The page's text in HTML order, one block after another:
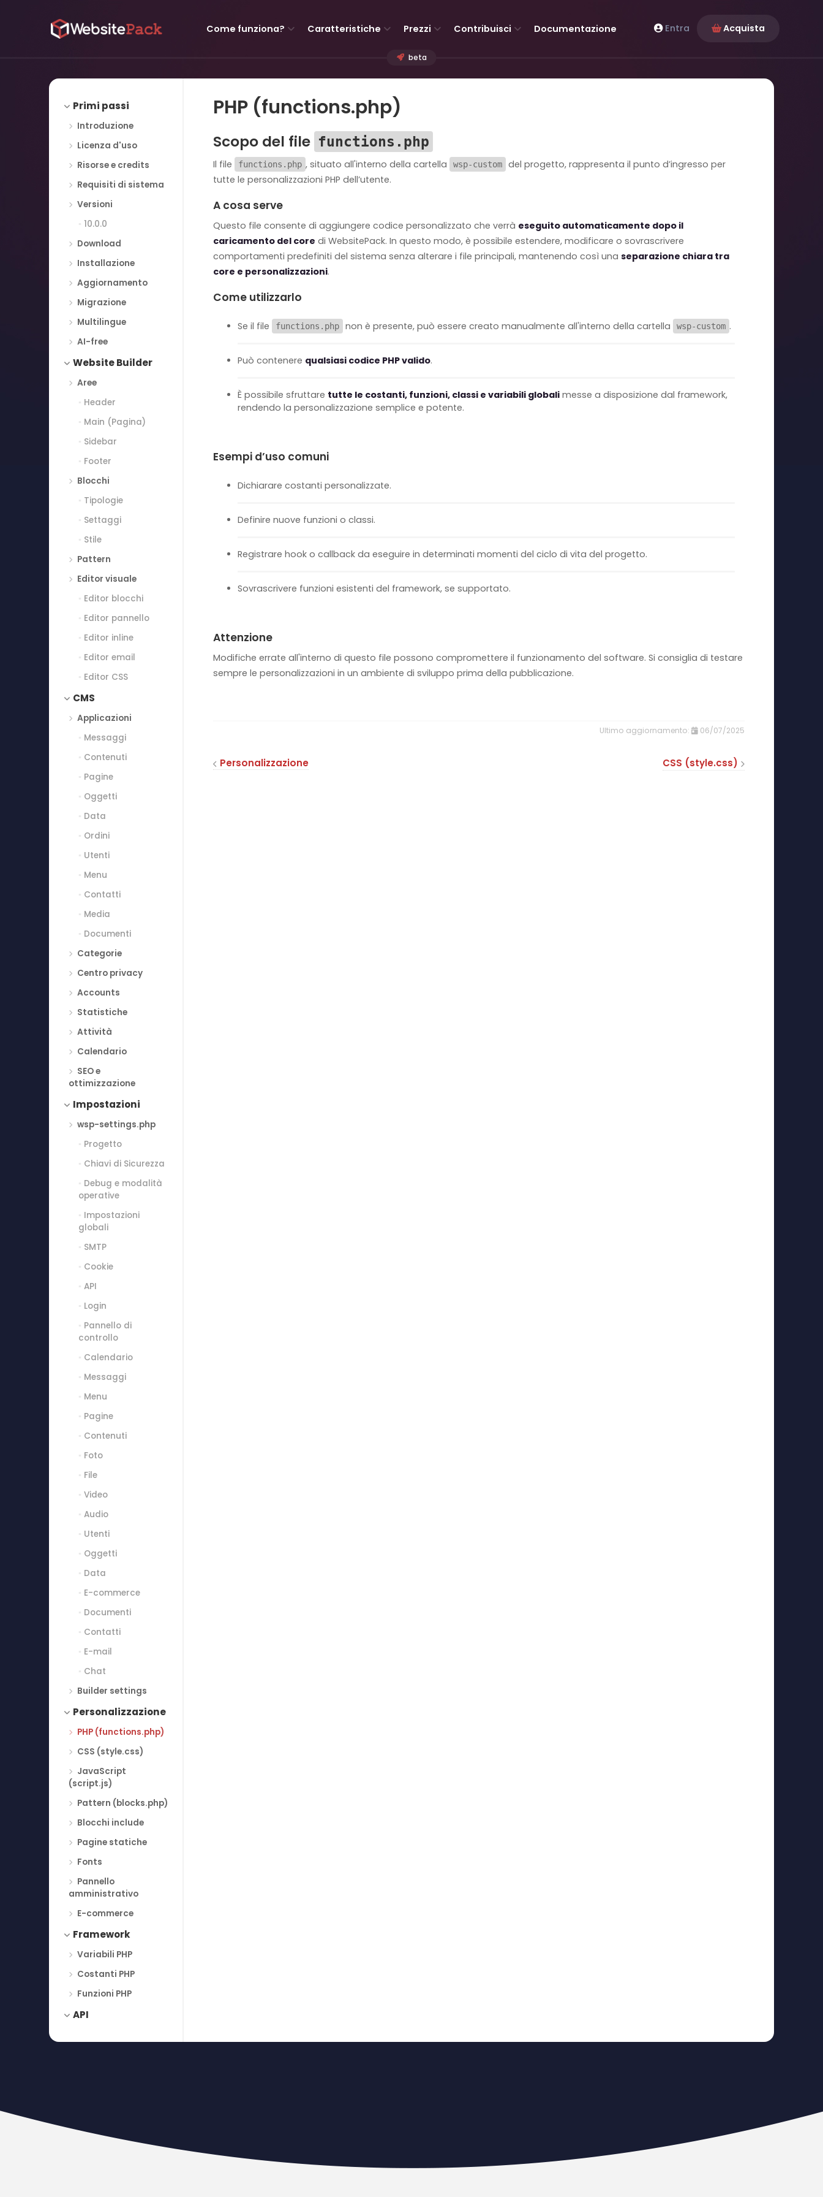
Come funziona? Caratteristiche Prezzi Contribuisci Documentazione Entra Acquista
beta
Primi passi
Introduzione
Licenza d'uso
Risorse e credits
Requisiti di sistema
Versioni
10.0.0
Download
Installazione
Aggiornamento
Migrazione
Multilingue
AI-free
Website Builder
Aree
Header
Main (Pagina)
Sidebar
Footer
Blocchi
Tipologie
Settaggi
Stile
Pattern
Editor visuale
Editor blocchi
Editor pannello
Editor inline
Editor email
Editor CSS
CMS
Applicazioni
Messaggi
Contenuti
Pagine
Oggetti
Data
Ordini
Utenti
Menu
Contatti
Media
Documenti
Categorie
Centro privacy
Accounts
Statistiche
Attività
Calendario
SEO e
ottimizzazione
Impostazioni
wsp-settings.php
Progetto
Chiavi di Sicurezza
Debug e modalità
operative
Impostazioni
globali
SMTP
Cookie
API
Login
Pannello di
controllo
Calendario
Messaggi
Menu
Pagine
Contenuti
Foto
File
Video
Audio
Utenti
Oggetti
Data
E-commerce
Documenti
Contatti
E-mail
Chat
Builder settings
Personalizzazione
PHP (functions.php)
CSS (style.css)
JavaScript
(script.js)
Pattern (blocks.php)
Blocchi include
Pagine statiche
Fonts
Pannello
amministrativo
E-commerce
Framework
Variabili PHP
Costanti PHP
Funzioni PHP
API
PHP (functions.php)
Scopo del file functions.php
Il file functions.php , situato all'interno della cartella wsp-custom
del progetto, rappresenta il punto d’ingresso per
tutte le personalizzazioni PHP dell’utente.
A cosa serve
Questo file consente di aggiungere codice personalizzato che verrà eseguito automaticamente dopo il
caricamento del core di WebsitePack. In questo modo, è possibile estendere, modificare o sovrascrivere
comportamenti predefiniti del sistema senza alterare i file principali, mantenendo così una separazione chiara tra
core e personalizzazioni.
Come utilizzarlo
Se il file functions.php non è presente, può essere creato manualmente all'interno della cartella wsp-custom .
Può contenere qualsiasi codice PHP valido.
È possibile sfruttare tutte le costanti, funzioni, classi e variabili globali messe a disposizione dal framework,
rendendo la personalizzazione semplice e potente.
Esempi d’uso comuni
Dichiarare costanti personalizzate.
Definire nuove funzioni o classi.
Registrare hook o callback da eseguire in determinati momenti del ciclo di vita del progetto.
Sovrascrivere funzioni esistenti del framework, se supportato.
Attenzione
Modifiche errate all'interno di questo file possono compromettere il funzionamento del software. Si consiglia di testare
sempre le personalizzazioni in un ambiente di sviluppo prima della pubblicazione.
06/07/2025
Personalizzazione CSS (style.css)